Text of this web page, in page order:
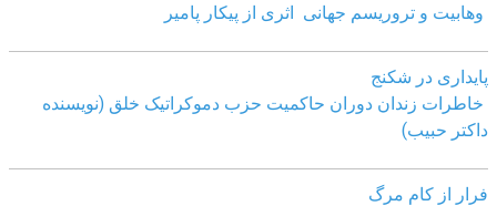
وهابیت و تروریسم جهانی اثری از پیکار پامیر
پایداری در شکنج
خاطرات زندان دوران حاکمیت حزب دموکراتیک خلق (نویسنده
داکتر حبیب)
فرار از کام مرگ